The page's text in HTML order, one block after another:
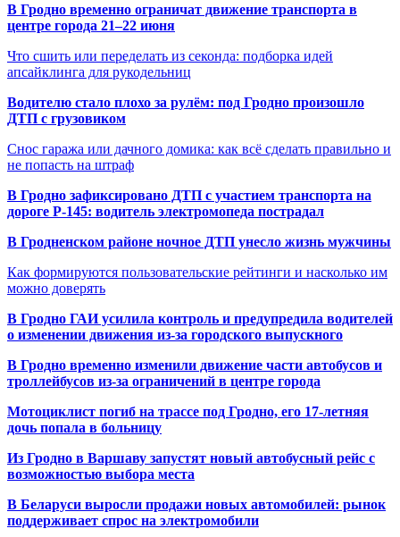
В Гродно временно ограничат движение транспорта в
центре города 21–22 июня
Что сшить или переделать из секонда: подборка идей
апсайклинга для рукодельниц
Водителю стало плохо за рулём: под Гродно произошло
ДТП с грузовиком
Снос гаража или дачного домика: как всё сделать правильно и
не попасть на штраф
В Гродно зафиксировано ДТП с участием транспорта на
дороге Р-145: водитель электромопеда пострадал
В Гродненском районе ночное ДТП унесло жизнь мужчины
Как формируются пользовательские рейтинги и насколько им
можно доверять
В Гродно ГАИ усилила контроль и предупредила водителей
о изменении движения из-за городского выпускного
В Гродно временно изменили движение части автобусов и
троллейбусов из-за ограничений в центре города
Мотоциклист погиб на трассе под Гродно, его 17-летняя
дочь попала в больницу
Из Гродно в Варшаву запустят новый автобусный рейс с
возможностью выбора места
В Беларуси выросли продажи новых автомобилей: рынок
поддерживает спрос на электромобили